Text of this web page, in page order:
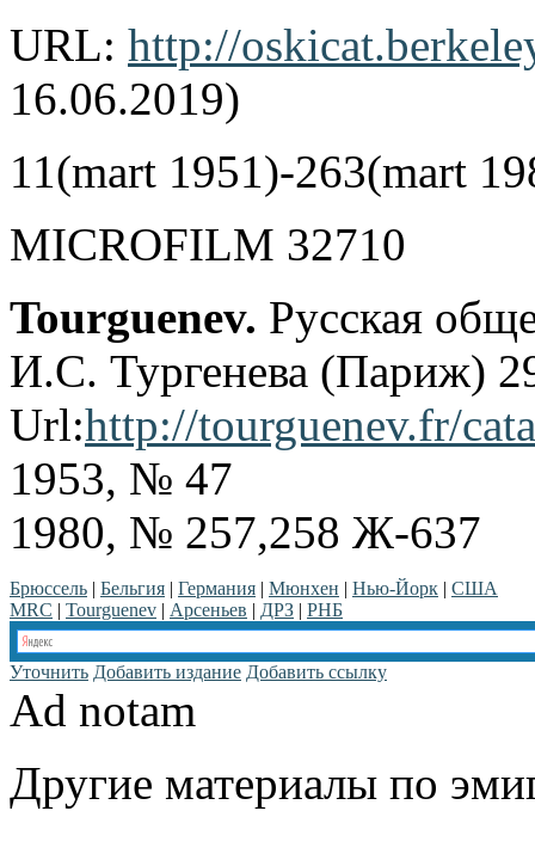
URL: http://
16.06.2019)
11(mart 1951)-263(mart
MICROFILM 32710
Tourguenev. Русская
И.С. Тургенева (Париж)
Url:http://tourguenev.fr/
1953, № 47
1980, № 257,258 Ж-637
Брюссель | Бельгия | Германия | Мюнхен | Нью-Йорк | США
MRC | Tourguenev | Арсеньев | ДРЗ | РНБ
Уточнить Добавить издание Добавить ссылку
Ad notam
Другие материалы по